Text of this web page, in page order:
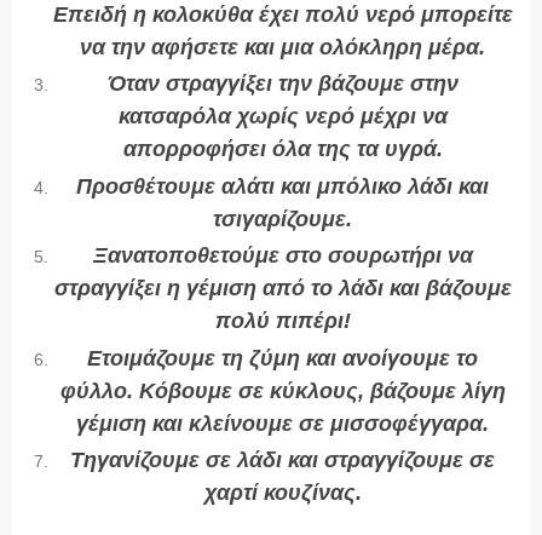
Επειδή η κολοκύθα έχει πολύ νερό μπορείτε
να την αφήσετε και μια ολόκληρη μέρα.
Όταν στραγγίξει την βάζουμε στην
κατσαρόλα χωρίς νερό μέχρι να
απορροφήσει όλα της τα υγρά.
Προσθέτουμε αλάτι και μπόλικο λάδι και
τσιγαρίζουμε.
Ξανατοποθετούμε στο σουρωτήρι να
στραγγίξει η γέμιση από το λάδι και βάζουμε
πολύ πιπέρι!
Ετοιμάζουμε τη ζύμη και ανοίγουμε το
φύλλο. Κόβουμε σε κύκλους, βάζουμε λίγη
γέμιση και κλείνουμε σε μισσοφέγγαρα.
Τηγανίζουμε σε λάδι και στραγγίζουμε σε
χαρτί κουζίνας.